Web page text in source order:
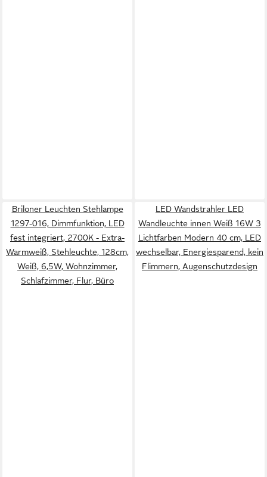
Briloner Leuchten Stehlampe
1297-016, Dimmfunktion, LED
fest integriert, 2700K - Extra-
Warmweiß, Stehleuchte, 128cm,
Weiß, 6,5W, Wohnzimmer,
Schlafzimmer, Flur, Büro
LED Wandstrahler LED
Wandleuchte innen Weiß 16W 3
Lichtfarben Modern 40 cm, LED
wechselbar, Energiesparend, kein
Flimmern, Augenschutzdesign